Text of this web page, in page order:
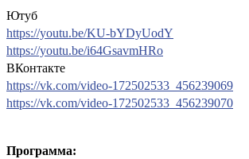
Ютуб
https://youtu.be/KU-bYDyUodY
https://youtu.be/i64GsavmHRo
ВКонтакте
https://vk.com/video-172502533_456239069
https://vk.com/video-172502533_456239070
Программа: